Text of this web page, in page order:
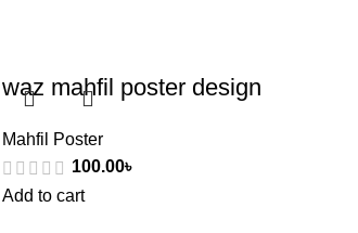
waz mahfil poster design
Mahfil Poster
100.00৳
Add to cart